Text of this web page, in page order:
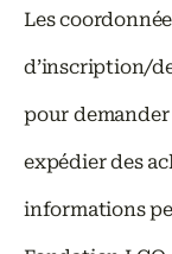
Les
d’inscription/
pour demander
expédier des
informations